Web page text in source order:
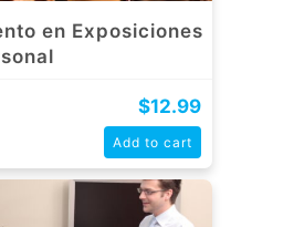
en Exposiciones
$12.99
Add to cart